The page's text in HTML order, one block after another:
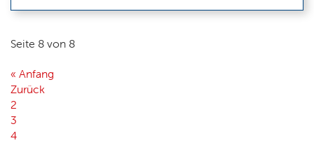
Seite 8 von 8
« Anfang
Zurück
2
3
4